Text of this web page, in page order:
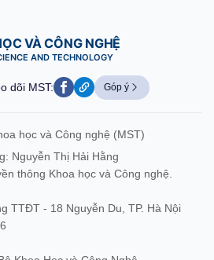
VÀ CÔNG NGHỆ
AND TECHNOLOGY
dõi MST: Góp ý
học và Công nghệ (MST)
Nguyễn Thị Hải Hằng
thông Khoa học và Công nghệ.
TTĐT - 18 Nguyễn Du, TP. Hà Nội